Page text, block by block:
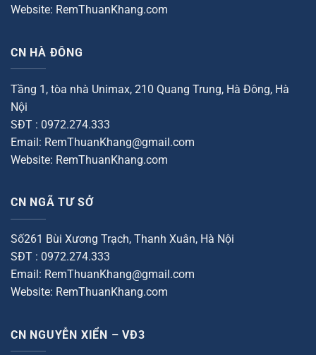
Website: RemThuanKhang.com
CN HÀ ĐÔNG
Tầng 1, tòa nhà Unimax, 210 Quang Trung, Hà Đông, Hà
Nội
SĐT : 0972.274.333
Email: RemThuanKhang@gmail.com
Website: RemThuanKhang.com
CN NGÃ TƯ SỞ
Số261 Bùi Xương Trạch, Thanh Xuân, Hà Nội
SĐT : 0972.274.333
Email: RemThuanKhang@gmail.com
Website: RemThuanKhang.com
CN NGUYỄN XIỂN – VĐ3